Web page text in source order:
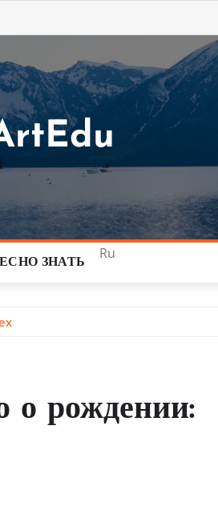
ЗНАТЬ
Ru
о рождении: